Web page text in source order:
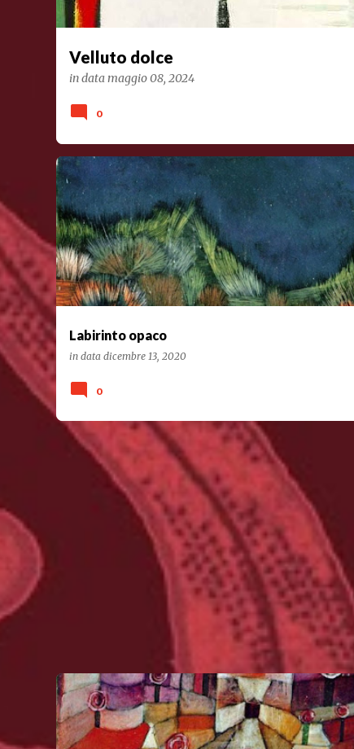
Velluto dolce
in datamaggio 08, 2024
0
Labirinto opaco
in data dicembre 13, 2020
0
POESIA